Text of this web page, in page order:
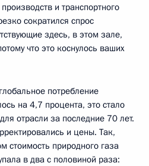
и транспортного
сократился спрос
здесь, в этом зале,
что это коснулось ваших
потребление
на 4,7 процента, это стало
отрасли за последние 70 лет.
и цены. Так,
стоимость природного газа
в два с половиной раза: